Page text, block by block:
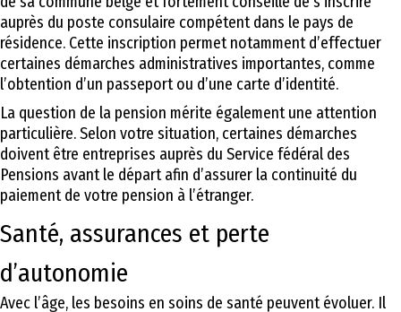
auprès du poste consulaire compétent dans le pays de
résidence. Cette inscription permet notamment d’effectuer
certaines démarches administratives importantes, comme
l’obtention d’un passeport ou d’une carte d’identité.
La question de la pension mérite également une attention
particulière. Selon votre situation, certaines démarches
doivent être entreprises auprès du Service fédéral des
Pensions avant le départ afin d’assurer la continuité du
paiement de votre pension à l’étranger.
Santé, assurances et perte
d’autonomie
Avec l’âge, les besoins en soins de santé peuvent évoluer. Il